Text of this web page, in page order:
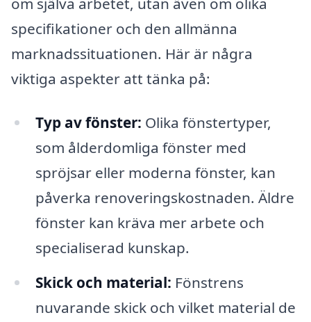
specifikationer och den allmänna
marknadssituationen. Här är några
viktiga aspekter att tänka på:
Typ av fönster: Olika fönstertyper,
som ålderdomliga fönster med
spröjsar eller moderna fönster, kan
påverka renoveringskostnaden. Äldre
fönster kan kräva mer arbete och
specialiserad kunskap.
Skick och material: Fönstrens
nuvarande skick och vilket material de